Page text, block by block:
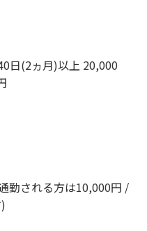
日(2ヵ月)以上 20,000
勤される方は10,000円 /